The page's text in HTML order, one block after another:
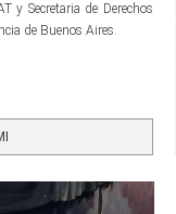
y Secretaria de Derechos
de Buenos Aires.